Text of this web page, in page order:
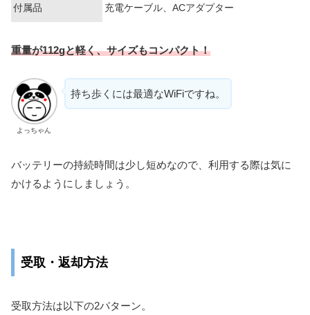
付属品 充電ケーブル、ACアダプター
重量が112gと軽く、サイズもコンパクト！
よっちゃん
持ち歩くには最適なWiFiですね。
バッテリーの持続時間は少し短めなので、利用する際は気に
かけるようにしましょう。
受取・返却方法
受取方法は以下の2パターン。